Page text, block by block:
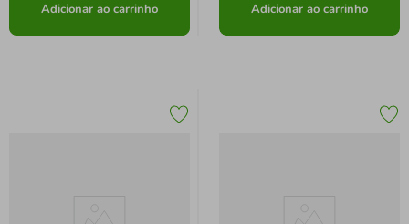
Adicionar ao carrinho Adicionar ao carrinho